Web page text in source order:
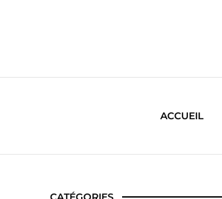
ACCUEIL